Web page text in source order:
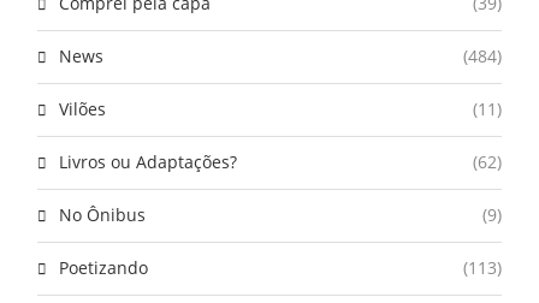
News (484)
Vilões (11)
Livros ou Adaptações? (62)
No Ônibus (9)
Poetizando (113)